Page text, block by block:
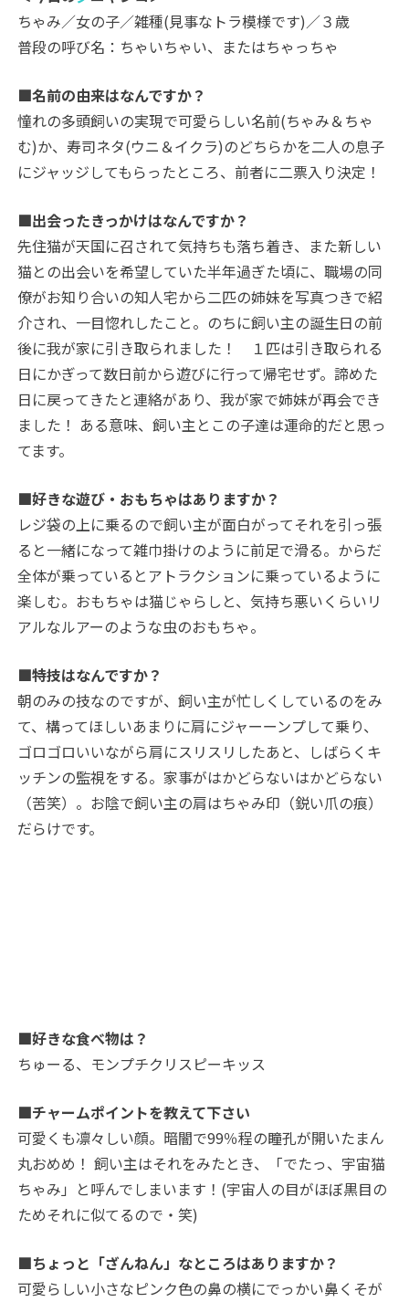
ちゃみ／女の子／雑種(見事なトラ模様です)／３歳
普段の呼び名：ちゃいちゃい、またはちゃっちゃ
■名前の由来はなんですか？
憧れの多頭飼いの実現で可愛らしい名前(ちゃみ＆ちゃ
む)か、寿司ネタ(ウニ＆イクラ)のどちらかを二人の息子
にジャッジしてもらったところ、前者に二票入り決定！
■出会ったきっかけはなんですか？
先住猫が天国に召されて気持ちも落ち着き、また新しい
猫との出会いを希望していた半年過ぎた頃に、職場の同
僚がお知り合いの知人宅から二匹の姉妹を写真つきで紹
介され、一目惚れしたこと。のちに飼い主の誕生日の前
後に我が家に引き取られました！ １匹は引き取られる
日にかぎって数日前から遊びに行って帰宅せず。諦めた
日に戻ってきたと連絡があり、我が家で姉妹が再会でき
ました！ ある意味、飼い主とこの子達は運命的だと思っ
てます。
■好きな遊び・おもちゃはありますか？
レジ袋の上に乗るので飼い主が面白がってそれを引っ張
ると一緒になって雑巾掛けのように前足で滑る。からだ
全体が乗っているとアトラクションに乗っているように
楽しむ。おもちゃは猫じゃらしと、気持ち悪いくらいリ
アルなルアーのような虫のおもちゃ。
■特技はなんですか？
朝のみの技なのですが、飼い主が忙しくしているのをみ
て、構ってほしいあまりに肩にジャーーンプして乗り、
ゴロゴロいいながら肩にスリスリしたあと、しばらくキ
ッチンの監視をする。家事がはかどらないはかどらない
（苦笑）。お陰で飼い主の肩はちゃみ印（鋭い爪の痕）
だらけです。
■好きな食べ物は？
ちゅーる、モンプチクリスピーキッス
■チャームポイントを教えて下さい
可愛くも凛々しい顔。暗闇で99％程の瞳孔が開いたまん
丸おめめ！ 飼い主はそれをみたとき、「でたっ、宇宙猫
ちゃみ」と呼んでしまいます！(宇宙人の目がほぼ黒目の
ためそれに似てるので・笑)
■ちょっと「ざんねん」なところはありますか？
可愛らしい小さなピンク色の鼻の横にでっかい鼻くそが